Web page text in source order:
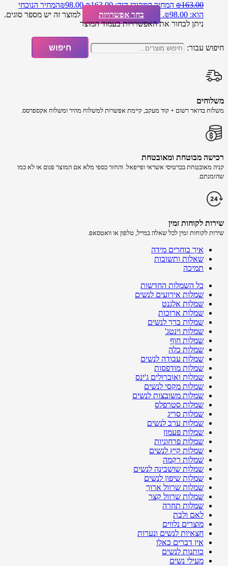
₪163.00 המחיר המקורי היה: ₪163.00. ₪98.00
המחיר הנוכחי
הוא: ₪98.00.
בחר אפשרויות
למוצר זה יש מספר סוגים.
ניתן לבחור את האפשרויות בעמוד המוצר
חיפוש עבור: חיפוש
משלוחים
משלוח​ ב​דואר רשום + קוד מעקב​​, קיימת אפשרות למשלוח מהיר​ ומשלוח אקספרסס.
רכישה​ מבוטחת ​ומאובטחת
קניה מאובטחת בכרטיסי אשראי ופייפאל. והחזר כספי מלא אם המוצר פגום או לא כמו
שהזמנתם.
שירות לקוחות זמין
שירות לקוחות זמין לכל שאלה במייל, טלפון או וואטסאפ.
איך בוחרים מידה
שאלות ותשובות
תמיכה
כל השמלות החדשות
שמלות אירועים לנשים
שמלות אלגנט
שמלות ארוכות
שמלות ברך לנשים
שמלות וינטג'
שמלות חוף
שמלות כלה
שמלות עבודה לנשים
שמלות מודפסות
שמלות ואוברולים ג'ינס
שמלות מקסי לנשים
שמלות משובצות לנשים
שמלות סטרפלס
שמלות סריג
שמלות ערב לנשים
שמלות פעמון
שמלות פרחוניות
שמלות קיץ לנשים
שמלות רקמה
שמלות שושבינה לנשים
שמלות שיפון לנשים
שמלות שרוול ארוך
שמלות שרוול קצר
שמלות תחרה
לאם ולבת
מוצרים נלווים
חצאיות לנשים ונערות
אין דברים כאלו
כותנות לנשים
מעילי נשים